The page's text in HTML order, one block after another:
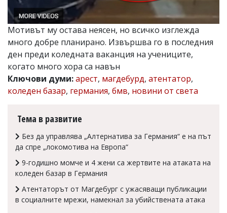
Главен
редактор:
Иван
Колев,
email:
Коментарите
под
се
читателите
редакцията
носи
отговорност
тях!
Ако
Мотивът му остава неясен, но всичко изглежда
много добре планирано. Извършва го в последния
ден преди коледната ваканция на учениците,
когато много хора са навън
Ключови думи:арест, магдебурд, атентатор,
коледен базар, германия, бмв, новини от света
Тема в развитие
Без да управлява „Алтернатива за Германия“ е на път
да спре „локомотива на Европа“
9-годишно момче и 4 жени са жертвите на атаката на
коледен базар в Германия
Атентаторът от Магдебург с ужасяващи публикации
в социалните мрежи, намекнал за убийствената атака